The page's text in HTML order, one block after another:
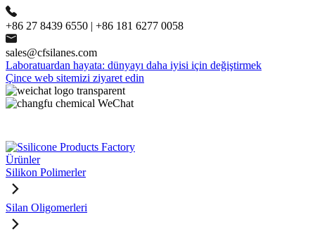
+86 27 8439 6550 | +86 181 6277 0058
sales@cfsilanes.com
Laboratuardan hayata: dünyayı daha iyisi için değiştirmek
Çince web sitemizi ziyaret edin
Ürünler
Silikon Polimerler
Silan Oligomerleri